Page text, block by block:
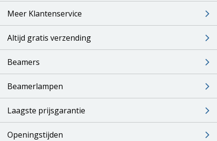
Meer Klantenservice
Altijd gratis verzending
Beamers
Beamerlampen
Laagste prijsgarantie
Openingstijden